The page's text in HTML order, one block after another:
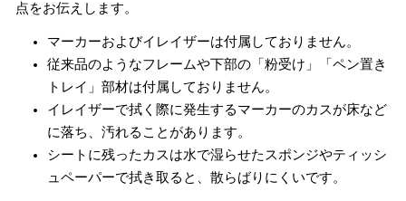
点をお伝えします。
マーカーおよびイレイザーは付属しておりません。
従来品のようなフレームや下部の「粉受け」「ペン置き
トレイ」部材は付属しておりません。
イレイザーで拭く際に発生するマーカーのカスが床など
に落ち、汚れることがあります。
シートに残ったカスは水で湿らせたスポンジやティッシ
ュペーパーで拭き取ると、散らばりにくいです。